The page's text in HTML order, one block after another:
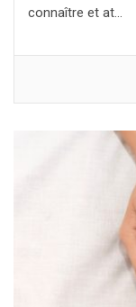
connaître et at...